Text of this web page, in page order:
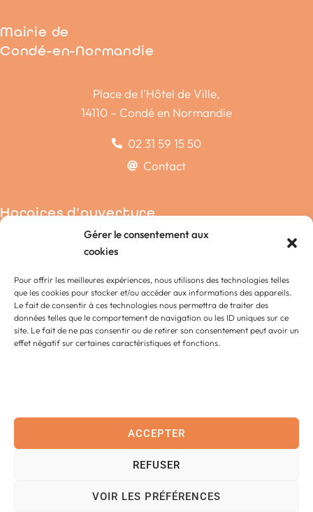
Gérer le consentement aux
cookies
Pour offrir les meilleures expériences, nous utilisons des technologies telles
que les cookies pour stocker et/ou accéder aux informations des appareils.
Le fait de consentir à ces technologies nous permettra de traiter des
données telles que le comportement de navigation ou les ID uniques sur ce
site. Le fait de ne pas consentir ou de retirer son consentement peut avoir un
effet négatif sur certaines caractéristiques et fonctions.
ACCEPTER
REFUSER
VOIR LES PRÉFÉRENCES
Mairie de
Condé-en-Normandie
Place de l’Hôtel de Ville,
14110 – Condé en Normandie
02 31 59 15 50
Contact
Horaires d’ouverture
Condé-sur-Noireau
Lénault
Proussy
Saint-Germain-du-Crioult
Saint-Pierre-la-Vieille
Contact
Plan
Confidentialité
Données personnelles